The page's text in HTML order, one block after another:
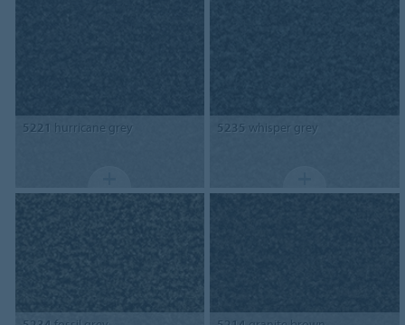
5221 hurricane grey 5235 whisper grey